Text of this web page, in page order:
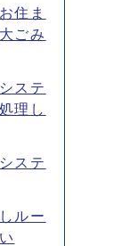
住ま
ごみ
ステ
理し
ステ
ルー